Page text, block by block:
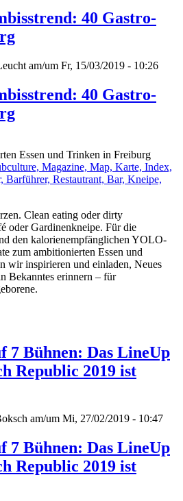
40 Gastro-
am/um Fr, 15/03/2019 - 10:26
40 Gastro-
Essen und Trinken in Freiburg
Clean eating oder dirty
oder Gardinenkneipe. Für die
den kalorienempfänglichen YOLO-
zum ambitionierten Essen und
wir inspirieren und einladen, Neues
Bekanntes erinnern – für
7 Bühnen: Das LineUp
Republic 2019 ist
am/um Mi, 27/02/2019 - 10:47
7 Bühnen: Das LineUp
Republic 2019 ist